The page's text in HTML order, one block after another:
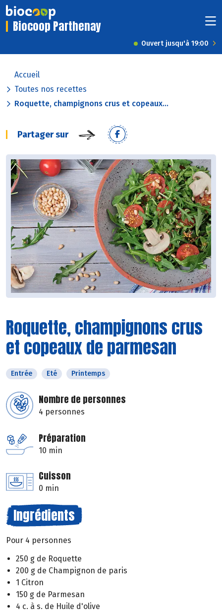
Biocoop Parthenay
Ouvert jusqu'à 19:00
Accueil
Toutes nos recettes
Roquette, champignons crus et copeaux...
Partager sur
Roquette, champignons crus
et copeaux de parmesan
Entrée Eté Printemps
Nombre de personnes
4 personnes
Préparation
10 min
Cuisson
0 min
Ingrédients
Pour 4 personnes
250 g de Roquette
200 g de Champignon de paris
1 Citron
150 g de Parmesan
4 c. à s. de Huile d'olive